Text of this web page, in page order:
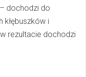
dochodzi do
kłębuszków i
rezultacie dochodzi